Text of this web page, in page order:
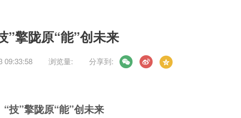
”擎陇原“能”创未来
09:33:58 浏览量: 分享到:
“技”擎陇原“能”创未来